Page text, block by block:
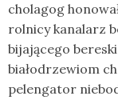
cholagog
rolnicy kanalarz
bijającego
białodrzewiom
pelengator